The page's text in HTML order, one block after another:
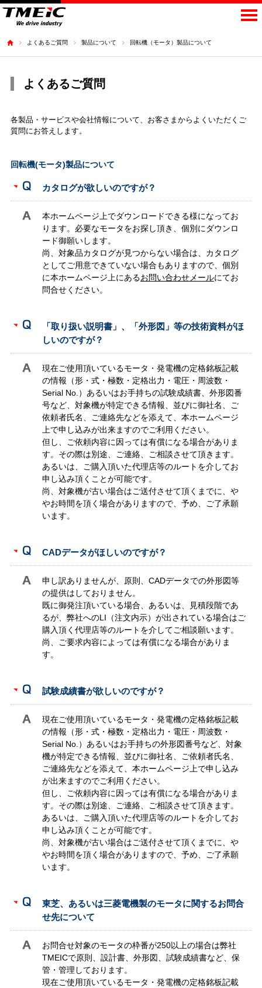
よくあるご質問 製品について 回転機（モータ）製品について
よくあるご質問
各製品・サービスや会社情報について、お客さまからよくいただくご
質問にお答えします。
回転機(モータ)製品について
カタログが欲しいのですが？
本ホームページ上でダウンロードできる様になってお
ります。必要なモータをお探し頂き、個別にダウンロ
ード御願いします。
尚、対象品カタログが見つからない場合は、カタログ
としてご用意できていない場合もありますので、個別
に本ホームページ上にあるお問い合わせメールにてお
問合せください。
「取り扱い説明書」、「外形図」等の技術資料がほ
しいのですが？
現在ご使用頂いているモータ・発電機の定格銘板記載
の情報（形・式・極数・定格出力・電圧・周波数・
Serial No.）あるいはお手持ちの試験成績書、外形図番
号など、対象機が特定できる情報、並びに御社名、ご
依頼者氏名、ご連絡先などを添えて、本ホームページ
上で申し込みが出来ますのでご利用ください。
但し、ご依頼内容に因っては有償になる場合がありま
す。その際は別途、ご連絡、ご相談させて頂きます。
あるいは、ご購入頂いた代理店等のルートを介してお
申し込み頂くことが可能です。
尚、対象機が古い場合はご送付させて頂くまでに、や
やお時間を頂く場合がありますので、予め、ご了承願
います。
CADデータがほしいのですが？
申し訳ありませんが、原則、CADデータでの外形図等
の提供はしておりません。
既に御発注頂いている場合、あるいは、見積段階であ
るが、弊社へのLI（注文内示）が出されている場合はご
購入頂く代理店等のルートを介してご相談願います。
尚、ご要求内容によっては有償になる場合がありま
す。
試験成績書が欲しいのですが？
現在ご使用頂いているモータ・発電機の定格銘板記載
の情報（形・式・極数・定格出力・電圧・周波数・
Serial No.）あるいはお手持ちの外形図番号など、対象
機が特定できる情報、並びに御社名、ご依頼者氏名、
ご連絡先などを添えて、本ホームページ上で申し込み
が出来ますのでご利用ください。
但し、ご依頼内容に因っては有償になる場合がありま
す。その際は別途、ご連絡、ご相談させて頂きます。
あるいは、ご購入頂いた代理店等のルートを介してお
申し込み頂くことが可能です。
尚、対象機が古い場合はご送付させて頂くまでに、や
やお時間を頂く場合がありますので、予め、ご了承願
います。
東芝、あるいは三菱電機製のモータに関するお問合
せ先について
お問合せ対象のモータの枠番が250以上の場合は弊社
TMEICで原則、設計書、外形図、試験成績書など、保
管・管理しております。
現在ご使用頂いているモータ・発電機の定格銘板記載